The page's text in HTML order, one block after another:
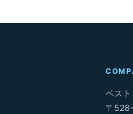
ベス
〒